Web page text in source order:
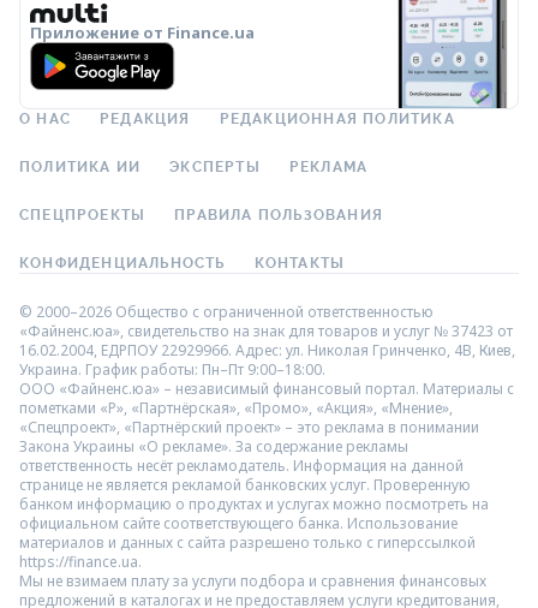
Приложение от Finance.ua
О НАС РЕДАКЦИЯ РЕДАКЦИОННАЯ ПОЛИТИКА
ПОЛИТИКА ИИ ЭКСПЕРТЫ РЕКЛАМА
СПЕЦПРОЕКТЫ ПРАВИЛА ПОЛЬЗОВАНИЯ
КОНФИДЕНЦИАЛЬНОСТЬ КОНТАКТЫ
© 2000–2026 Общество с ограниченной ответственностью
«Файненс.юа», свидетельство на знак для товаров и услуг № 37423 от
16.02.2004, ЕДРПОУ 22929966. Адрес: ул. Николая Гринченко, 4В, Киев,
Украина. График работы: Пн–Пт 9:00–18:00.
ООО «Файненс.юа» – независимый финансовый портал. Материалы с
пометками «Р», «Партнёрская», «Промо», «Акция», «Мнение»,
«Спецпроект», «Партнёрский проект» – это реклама в понимании
Закона Украины «О рекламе». За содержание рекламы
ответственность несёт рекламодатель. Информация на данной
странице не является рекламой банковских услуг. Проверенную
банком информацию о продуктах и услугах можно посмотреть на
официальном сайте соответствующего банка. Использование
материалов и данных с сайта разрешено только с гиперссылкой
https://finance.ua.
Мы не взимаем плату за услуги подбора и сравнения финансовых
предложений в каталогах и не предоставляем услуги кредитования,